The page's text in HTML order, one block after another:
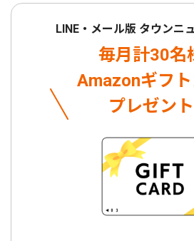
LINE・メール版 タウンニ
毎月計30名
Amazonギフ
プレゼント